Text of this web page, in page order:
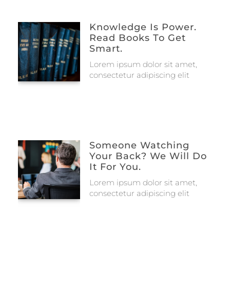
Knowledge Is Power.
Read Books To Get
Smart.
Lorem ipsum dolor sit amet,
consectetur adipiscing elit
Someone Watching
Your Back? We Will Do
It For You.
Lorem ipsum dolor sit amet,
consectetur adipiscing elit